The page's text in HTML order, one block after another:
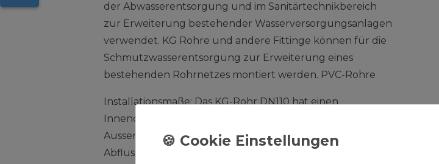
der Abwasserentsorgung und im Sanitärtechnikbereich
zur Erweiterung bestehender Wasserversorgungsanlagen
verwendet. KG Rohre und andere Fittinge können für die
Schmutzwasserentsorgung zur Erweiterung eines
bestehenden Rohrnetzes montiert werden. PVC-Rohre
Installationsmaße: Das KG-Rohr DN110 hat einen
Innendurchmesser von 103,6 mm und einen
Aussendurchmesser von 110 mm. Die Nennweiten des
Abflussrohrs haben einen genormten Durchmesser.